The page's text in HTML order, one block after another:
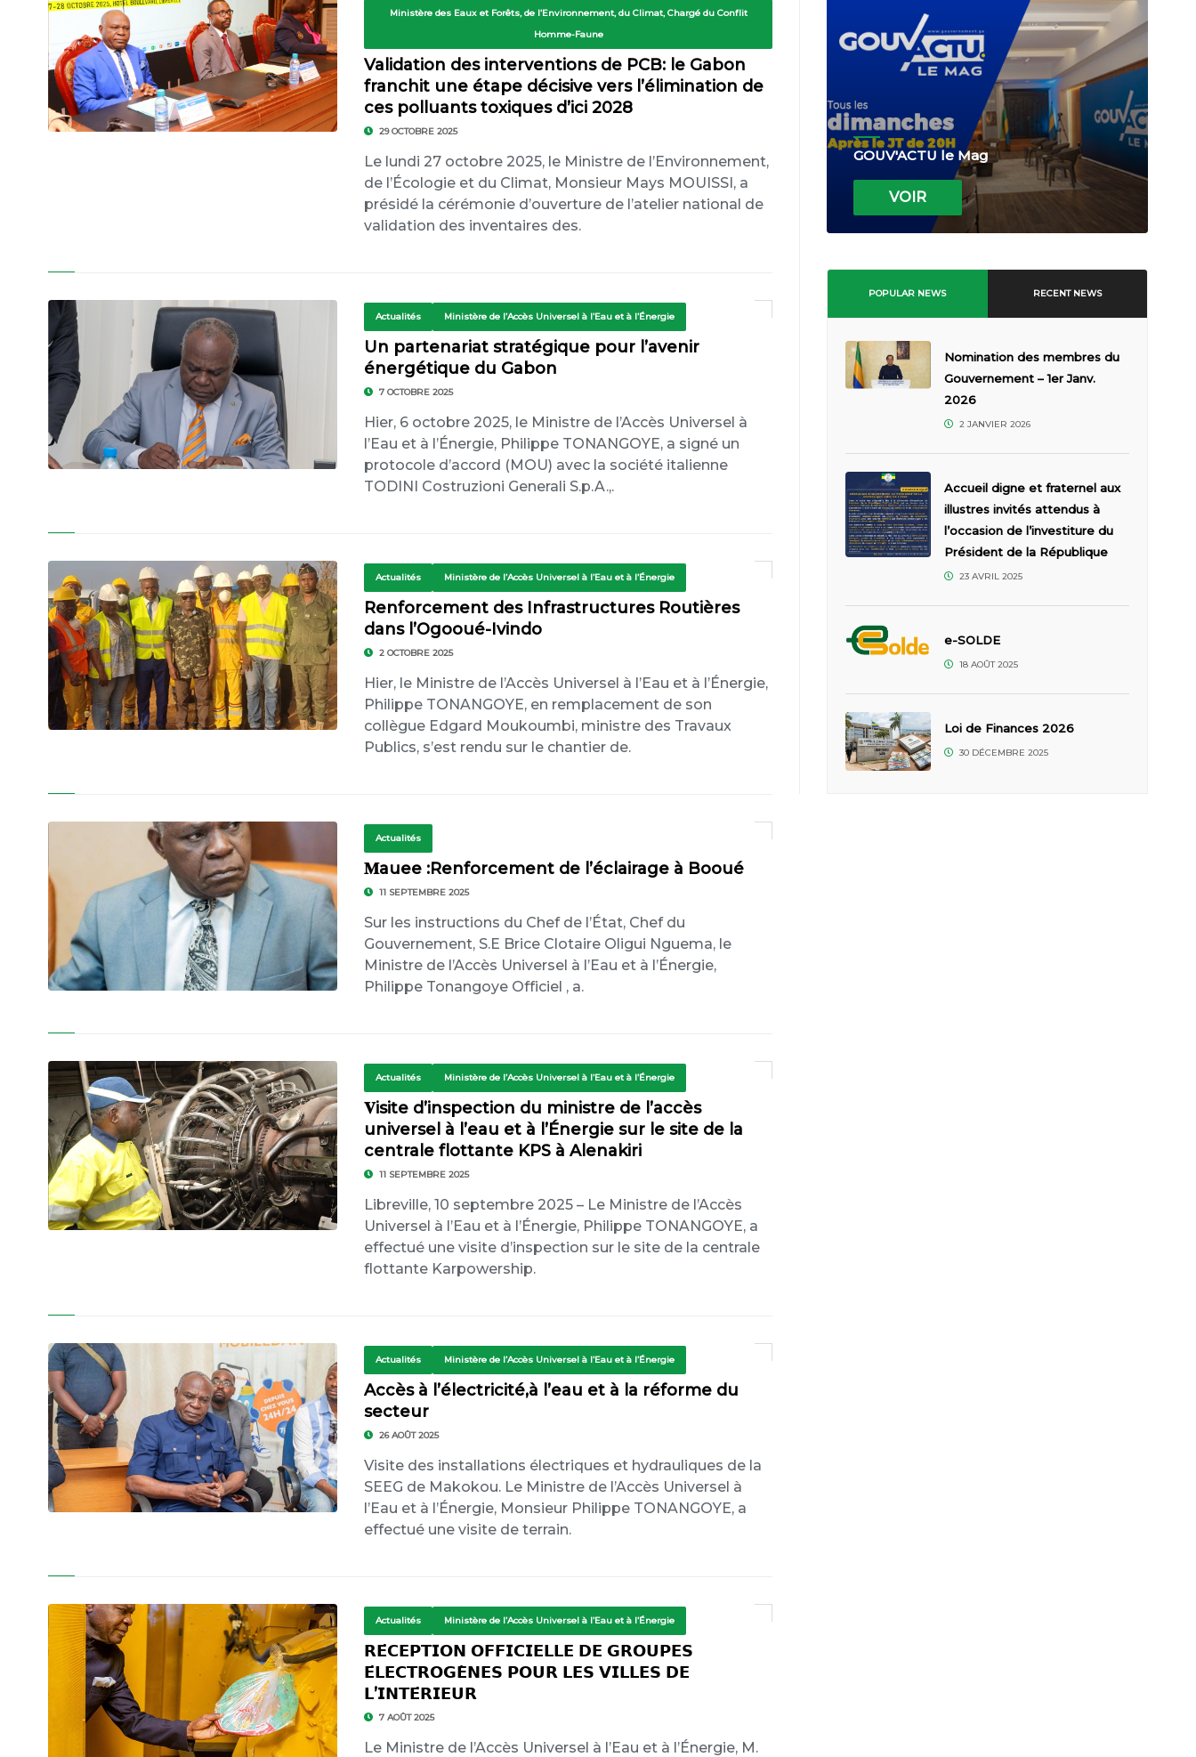
DE 5ÈME
Ministère des Eaux et Forêts, de l’Environnement, du Climat, Chargé du Conflit
Homme-Faune
Validation des interventions de PCB: le Gabon
franchit une étape décisive vers l’élimination de
ces polluants toxiques d’ici 2028
29 OCTOBRE 2025
Le lundi 27 octobre 2025, le Ministre de l’Environnement,
de l’Écologie et du Climat, Monsieur Mays MOUISSI, a
présidé la cérémonie d’ouverture de l’atelier national de
validation des inventaires des.
Actualités Ministère de l’Accès Universel à l’Eau et à l’Énergie
Un partenariat stratégique pour l’avenir
énergétique du Gabon
7 OCTOBRE 2025
Hier, 6 octobre 2025, le Ministre de l’Accès Universel à
l’Eau et à l’Énergie, Philippe TONANGOYE, a signé un
protocole d’accord (MOU) avec la société italienne
TODINI Costruzioni Generali S.p.A.,.
Actualités Ministère de l’Accès Universel à l’Eau et à l’Énergie
Renforcement des Infrastructures Routières
dans l’Ogooué-Ivindo
2 OCTOBRE 2025
Hier, le Ministre de l’Accès Universel à l’Eau et à l’Énergie,
Philippe TONANGOYE, en remplacement de son
collègue Edgard Moukoumbi, ministre des Travaux
Publics, s’est rendu sur le chantier de.
Actualités
𝐌auee :Renforcement de l’éclairage à Booué
11 SEPTEMBRE 2025
Sur les instructions du Chef de l’État, Chef du
Gouvernement, S.E Brice Clotaire Oligui Nguema, le
Ministre de l’Accès Universel à l’Eau et à l’Énergie,
Philippe Tonangoye Officiel , a.
Actualités Ministère de l’Accès Universel à l’Eau et à l’Énergie
𝐕isite d’inspection du ministre de l’accès
universel à l’eau et à l’Énergie sur le site de la
centrale flottante KPS à Alenakiri
11 SEPTEMBRE 2025
Libreville, 10 septembre 2025 – Le Ministre de l’Accès
Universel à l’Eau et à l’Énergie, Philippe TONANGOYE, a
effectué une visite d’inspection sur le site de la centrale
flottante Karpowership.
Actualités Ministère de l’Accès Universel à l’Eau et à l’Énergie
Accès à l’électricité,à l’eau et à la réforme du
secteur
26 AOÛT 2025
Visite des installations électriques et hydrauliques de la
SEEG de Makokou. Le Ministre de l’Accès Universel à
l’Eau et à l’Énergie, Monsieur Philippe TONANGOYE, a
effectué une visite de terrain.
Actualités Ministère de l’Accès Universel à l’Eau et à l’Énergie
𝗥𝗘́𝗖𝗘𝗣𝗧𝗜𝗢𝗡 𝗢𝗙𝗙𝗜𝗖𝗜𝗘𝗟𝗟𝗘 𝗗𝗘 𝗚𝗥𝗢𝗨𝗣𝗘𝗦
𝗘́𝗟𝗘𝗖𝗧𝗥𝗢𝗚𝗘̀𝗡𝗘𝗦 𝗣𝗢𝗨𝗥 𝗟𝗘𝗦 𝗩𝗜𝗟𝗟𝗘𝗦 𝗗𝗘
𝗟’𝗜𝗡𝗧𝗘́𝗥𝗜𝗘𝗨𝗥
7 AOÛT 2025
Le Ministre de l’Accès Universel à l’Eau et à l’Énergie, M.
GOUV'ACTU le Mag
VOIR
POPULAR NEWS RECENT NEWS
Nomination des membres du
Gouvernement – 1er Janv.
2026
2 JANVIER 2026
Accueil digne et fraternel aux
illustres invités attendus à
l’occasion de l’investiture du
Président de la République
23 AVRIL 2025
e-SOLDE
18 AOÛT 2025
Loi de Finances 2026
30 DÉCEMBRE 2025